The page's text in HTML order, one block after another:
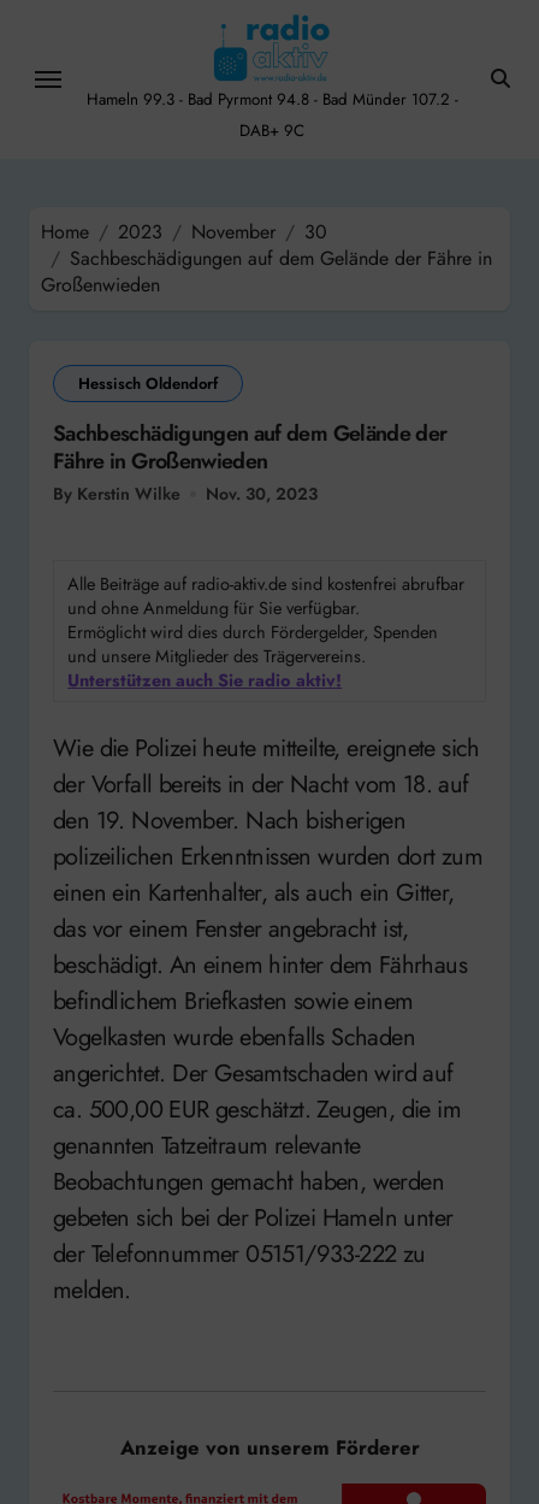
content
Hameln 99.3 - Bad Pyrmont 94.8 - Bad Münder 107.2 -
DAB+ 9C
Home 2023 November
30
Sachbeschädigungen auf dem Gelände der Fähre in
Großenwieden
Hessisch Oldendorf
Sachbeschädigungen auf dem Gelände der
Fähre in Großenwieden
By Kerstin Wilke Nov. 30, 2023
Alle Beiträge auf radio-aktiv.de sind kostenfrei abrufbar
und ohne Anmeldung für Sie verfügbar.
Ermöglicht wird dies durch Fördergelder, Spenden
und unsere Mitglieder des Trägervereins.
Unterstützen auch Sie radio aktiv!
Wie die Polizei heute mitteilte, ereignete sich
der Vorfall bereits in der Nacht vom 18. auf
den 19. November. Nach bisherigen
polizeilichen Erkenntnissen wurden dort zum
einen ein Kartenhalter, als auch ein Gitter,
das vor einem Fenster angebracht ist,
beschädigt. An einem hinter dem Fährhaus
befindlichem Briefkasten sowie einem
Vogelkasten wurde ebenfalls Schaden
angerichtet. Der Gesamtschaden wird auf
ca. 500,00 EUR geschätzt. Zeugen, die im
genannten Tatzeitraum relevante
Beobachtungen gemacht haben, werden
gebeten sich bei der Polizei Hameln unter
der Telefonnummer 05151/933-222 zu
melden.
Anzeige von unserem Förderer